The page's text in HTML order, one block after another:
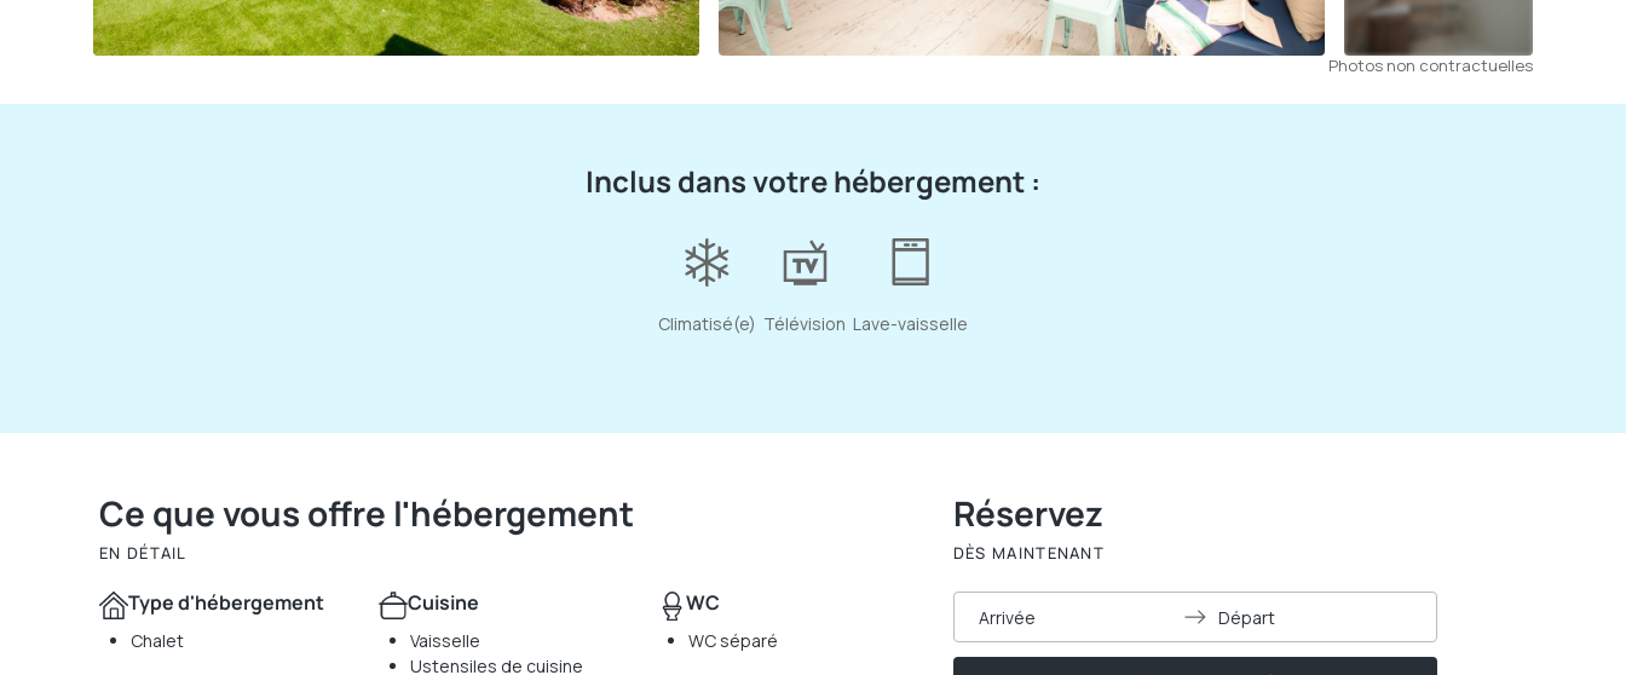
Photos non contractuelles
Inclus dans votre hébergement :
Climatisé(e) Télévision Lave-vaisselle
Ce que vous offre l'hébergement
EN DÉTAIL
Type d'hébergement
Chalet
Cuisine
Vaisselle
Ustensiles de cuisine
WC
WC séparé
Réservez
DÈS MAINTENANT
Arrivée Départ